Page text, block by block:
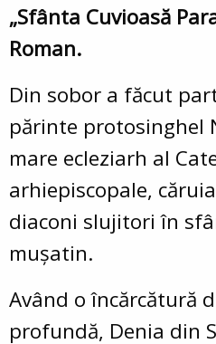
„Sfânta Cuvioasă
Roman.
Din sobor a făcut
părinte protosinghel
mare ecleziarh al
arhiepiscopale,
diaconi slujitori în
mușatin.
Având o încărcătură
profundă, Denia din